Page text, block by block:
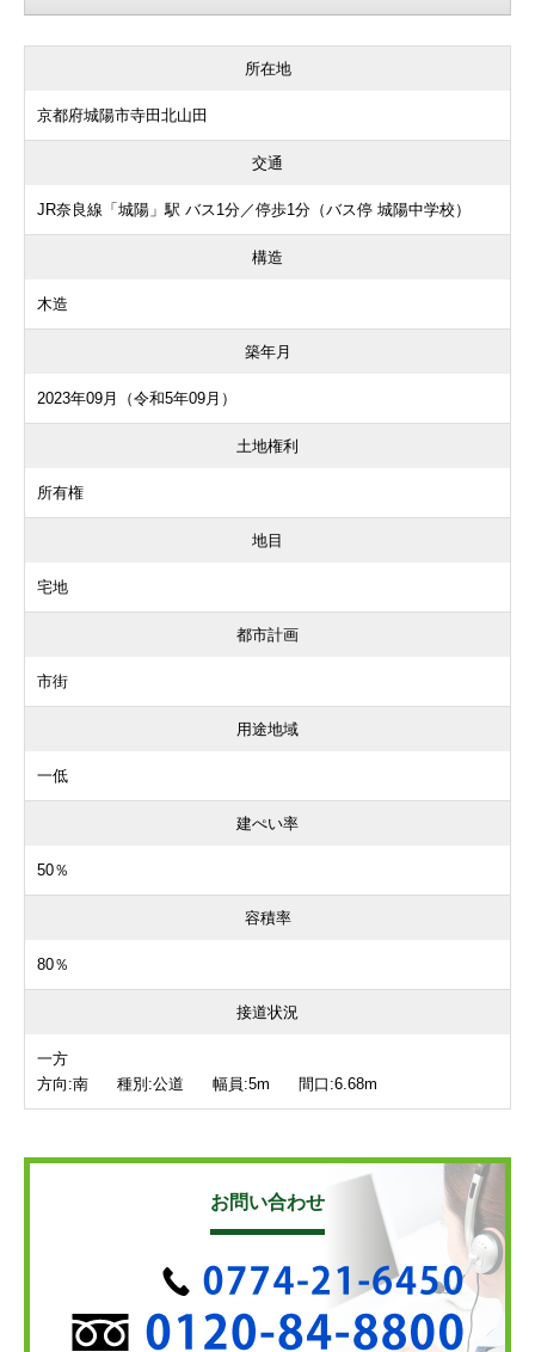
所在地
京都府城陽市寺田北山田
交通
JR奈良線「城陽」駅 バス1分／停歩1分（バス停 城陽中学校）
構造
木造
築年月
2023年09月（令和5年09月）
土地権利
所有権
地目
宅地
都市計画
市街
用途地域
一低
建ぺい率
50％
容積率
80％
接道状況
一方
方向:南 種別:公道 幅員:5m 間口:6.68m
お問い合わせ